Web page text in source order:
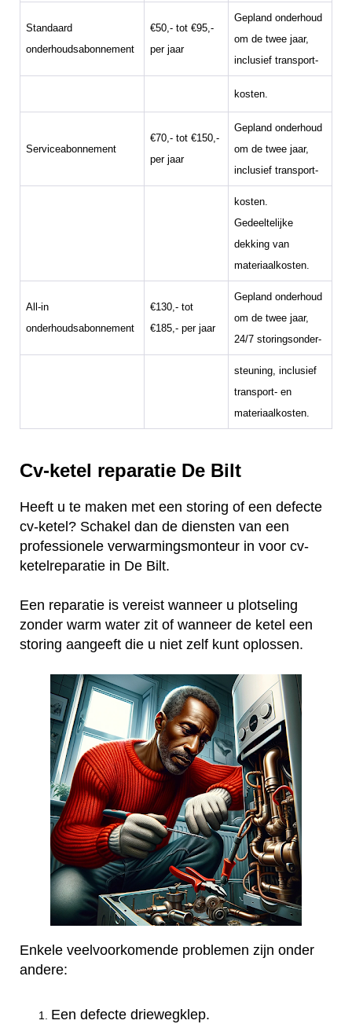
Standaard
onderhoudsabonnement
€50,- tot €95,-
per jaar
Gepland onderhoud
om de twee jaar,
inclusief transport-
kosten.
Serviceabonnement
€70,- tot €150,-
per jaar
Gepland onderhoud
om de twee jaar,
inclusief transport-
kosten.
Gedeeltelijke
dekking van
materiaalkosten.
All-in
onderhoudsabonnement
€130,- tot
€185,- per jaar
Gepland onderhoud
om de twee jaar,
24/7 storingsonder-
steuning, inclusief
transport- en
materiaalkosten.
Cv-ketel reparatie De Bilt
Heeft u te maken met een storing of een defecte
cv-ketel? Schakel dan de diensten van een
professionele verwarmingsmonteur in voor cv-
ketelreparatie in De Bilt.
Een reparatie is vereist wanneer u plotseling
zonder warm water zit of wanneer de ketel een
storing aangeeft die u niet zelf kunt oplossen.
Enkele veelvoorkomende problemen zijn onder
andere:
Een defecte driewegklep.